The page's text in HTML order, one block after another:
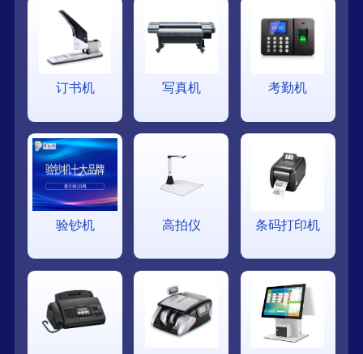
订书机 写真机 考勤机
验钞机 高拍仪 条码打印机